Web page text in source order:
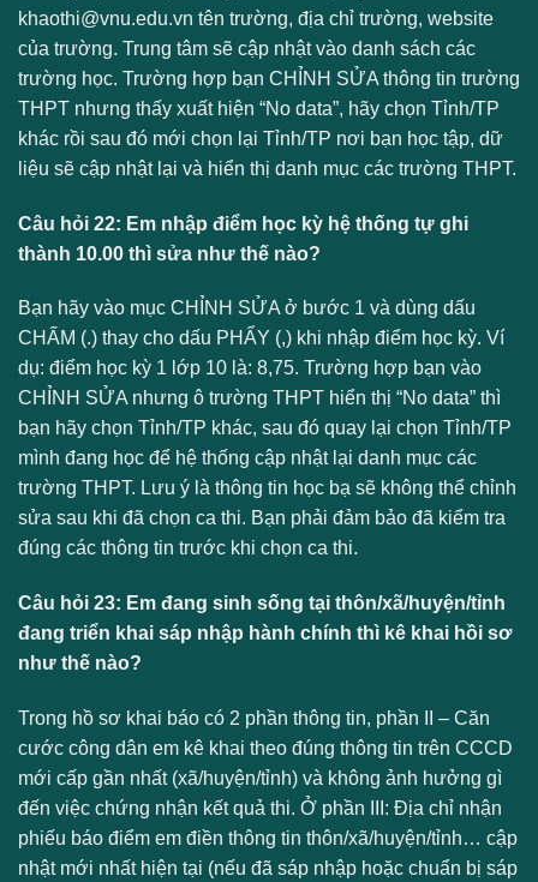
khaothi@vnu.edu.vn tên trường, địa chỉ trường, website
của trường. Trung tâm sẽ cập nhật vào danh sách các
trường học. Trường hợp bạn CHỈNH SỬA thông tin trường
THPT nhưng thấy xuất hiện “No data”, hãy chọn Tỉnh/TP
khác rồi sau đó mới chọn lại Tỉnh/TP nơi bạn học tập, dữ
liệu sẽ cập nhật lại và hiển thị danh mục các trường THPT.
Câu hỏi 22: Em nhập điểm học kỳ hệ thống tự ghi
thành 10.00 thì sửa như thế nào?
Bạn hãy vào mục CHỈNH SỬA ở bước 1 và dùng dấu
CHẤM (.) thay cho dấu PHẨY (,) khi nhập điểm học kỳ. Ví
dụ: điểm học kỳ 1 lớp 10 là: 8,75. Trường hợp bạn vào
CHỈNH SỬA nhưng ô trường THPT hiển thị “No data” thì
bạn hãy chọn Tỉnh/TP khác, sau đó quay lại chọn Tỉnh/TP
mình đang học để hệ thống cập nhật lại danh mục các
trường THPT. Lưu ý là thông tin học bạ sẽ không thể chỉnh
sửa sau khi đã chọn ca thi. Bạn phải đảm bảo đã kiểm tra
đúng các thông tin trước khi chọn ca thi.
Câu hỏi 23: Em đang sinh sống tại thôn/xã/huyện/tỉnh
đang triển khai sáp nhập hành chính thì kê khai hồi sơ
như thế nào?
Trong hồ sơ khai báo có 2 phần thông tin, phần II – Căn
cước công dân em kê khai theo đúng thông tin trên CCCD
mới cấp gần nhất (xã/huyện/tỉnh) và không ảnh hưởng gì
đến việc chứng nhận kết quả thi. Ở phần III: Địa chỉ nhận
phiếu báo điểm em điền thông tin thôn/xã/huyện/tỉnh… cập
nhật mới nhất hiện tại (nếu đã sáp nhập hoặc chuẩn bị sáp